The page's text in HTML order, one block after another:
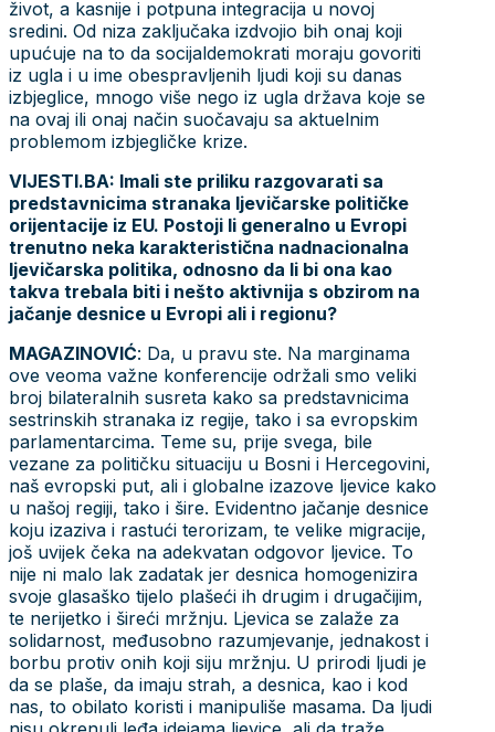
život, a kasnije i potpuna integracija u novoj
sredini. Od niza zaključaka izdvojio bih onaj koji
upućuje na to da socijaldemokrati moraju govoriti
iz ugla i u ime obespravljenih ljudi koji su danas
izbjeglice, mnogo više nego iz ugla država koje se
na ovaj ili onaj način suočavaju sa aktuelnim
problemom izbjegličke krize.
VIJESTI.BA: Imali ste priliku razgovarati sa
predstavnicima stranaka ljevičarske političke
orijentacije iz EU. Postoji li generalno u Evropi
trenutno neka karakteristična nadnacionalna
ljevičarska politika, odnosno da li bi ona kao
takva trebala biti i nešto aktivnija s obzirom na
jačanje desnice u Evropi ali i regionu?
MAGAZINOVIĆ: Da, u pravu ste. Na marginama
ove veoma važne konferencije održali smo veliki
broj bilateralnih susreta kako sa predstavnicima
sestrinskih stranaka iz regije, tako i sa evropskim
parlamentarcima. Teme su, prije svega, bile
vezane za političku situaciju u Bosni i Hercegovini,
naš evropski put, ali i globalne izazove ljevice kako
u našoj regiji, tako i šire. Evidentno jačanje desnice
koju izaziva i rastući terorizam, te velike migracije,
još uvijek čeka na adekvatan odgovor ljevice. To
nije ni malo lak zadatak jer desnica homogenizira
svoje glasaško tijelo plašeći ih drugim i drugačijim,
te nerijetko i šireći mržnju. Ljevica se zalaže za
solidarnost, međusobno razumjevanje, jednakost i
borbu protiv onih koji siju mržnju. U prirodi ljudi je
da se plaše, da imaju strah, a desnica, kao i kod
nas, to obilato koristi i manipuliše masama. Da ljudi